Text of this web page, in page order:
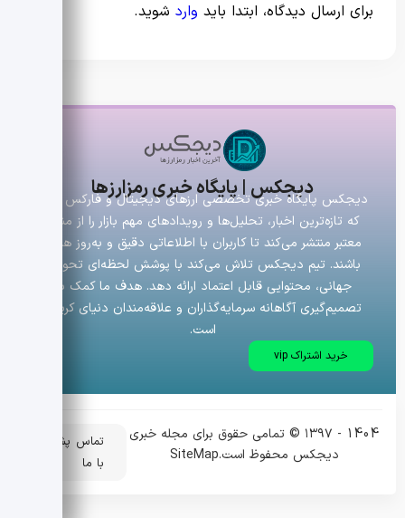
برای ارسال دیدگاه، ابتدا باید وارد شوید.
دیجکس | پایگاه خبری رمزارزها
دیجکس پایگاه خبری تخصصی ارزهای دیجیتال و فارکس است
که تازه‌ترین اخبار، تحلیل‌ها و رویدادهای مهم بازار را از منابع
معتبر منتشر می‌کند تا کاربران با اطلاعاتی دقیق و به‌روز همراه
باشند. تیم دیجکس تلاش می‌کند با پوشش لحظه‌ای تحولات
جهانی، محتوایی قابل اعتماد ارائه دهد. هدف ما کمک به
تصمیم‌گیری آگاهانه سرمایه‌گذاران و علاقه‌مندان دنیای کریپتو
است.
خرید اشتراک vip
1404 - ۱۳۹۷ © تمامی حقوق برای مجله خبری
دیجکس محفوظ است.SiteMap
تماس
با ما
پشتیبانی